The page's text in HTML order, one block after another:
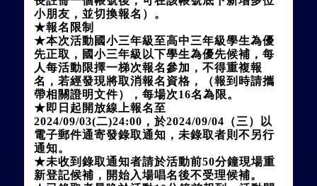
小朋友，並切換報名）。
★報名限制
★本次活動國小三年級至高中三年級學生為優
先正取，國小三年級以下學生為優先候補，每
人每活動限擇一梯次報名參加，不得重複報
名，若經發現將取消報名資格，（報到時請攜
帶相關證明文件），每場次16名為限。
★即日起開放線上報名至
2024/09/03(二)24:00，於2024/09/04（三）以
電子郵件通寄發錄取通知，未錄取者則不另行
通知。
★未收到錄取通知者請於活動前50分鐘現場重
新登記候補，開始入場唱名後不受理候補。